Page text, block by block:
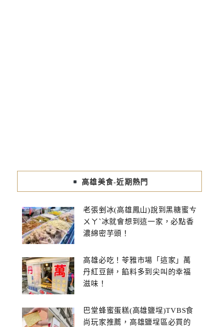
高雄美食-近期熱門
老張剉冰(高雄鳳山)說到黑糖蜜ㄘ
ㄨㄚˋ冰就會想到這一家，必點香
濃綿密芋頭！
高雄必吃！苓雅市場「這家」萬
丹紅豆餅，餡料多到尖叫的幸福
滋味！
巴堂蜂蜜蛋糕(高雄鹽埕)TVBS食
尚玩家推薦，高雄鹽埕區必買的